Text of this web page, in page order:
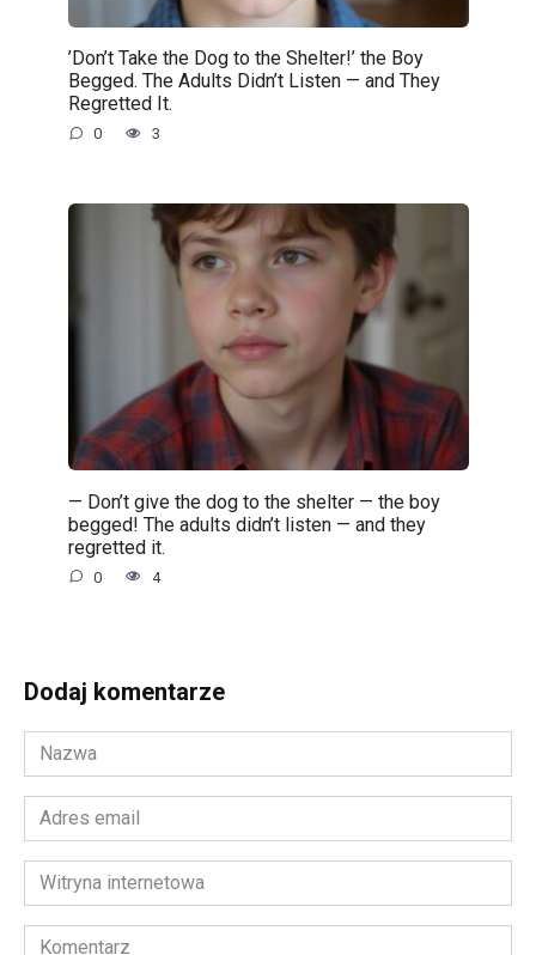
’Don’t Take the Dog to the Shelter!’ the Boy
Begged. The Adults Didn’t Listen — and They
Regretted It.
0 3
— Don’t give the dog to the shelter — the boy
begged! The adults didn’t listen — and they
regretted it.
0 4
Dodaj komentarze
Nazwa
*
Adres
email
*Witryna
internetowa
Komentarz